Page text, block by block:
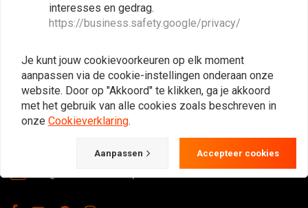
Natuurlijk ook groot in kleding & onderhoud!
Gotenburgweg 46a, 9723 TM Groningen (The Netherlands)
+31 85 06 06 06 5
interesses en gedrag.
https://business.safety.google/privacy/
Je kunt jouw cookievoorkeuren op elk moment
aanpassen via de cookie-instellingen onderaan onze
website. Door op "Akkoord" te klikken, ga je akkoord
met het gebruik van alle cookies zoals beschreven in
onze Cookieverklaring.
Aanpassen Accepteer cookies